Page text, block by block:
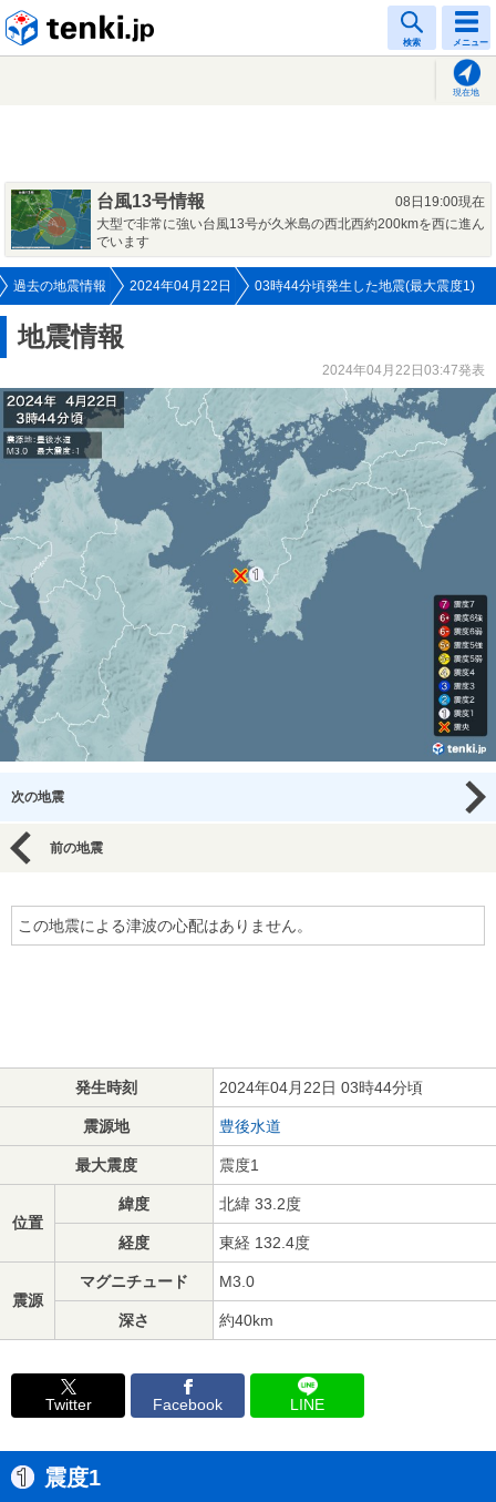
検索 メニュー
現在地
台風13号情報
08日19:00現在
大型で非常に強い台風13号が久米島の西北西約200kmを西に進ん
でいます
過去の地震情報 2024年04月22日 03時44分頃発生した地震(最大震度1)
地震情報
2024年04月22日03:47発表
次の地震
前の地震
この地震による津波の心配はありません。
発生時刻 2024年04月22日 03時44分頃
震源地 豊後水道
最大震度 震度1
位置
緯度 北緯 33.2度
経度 東経 132.4度
震源
マグニチュード M3.0
深さ 約40km
Twitter Facebook LINE
震度1